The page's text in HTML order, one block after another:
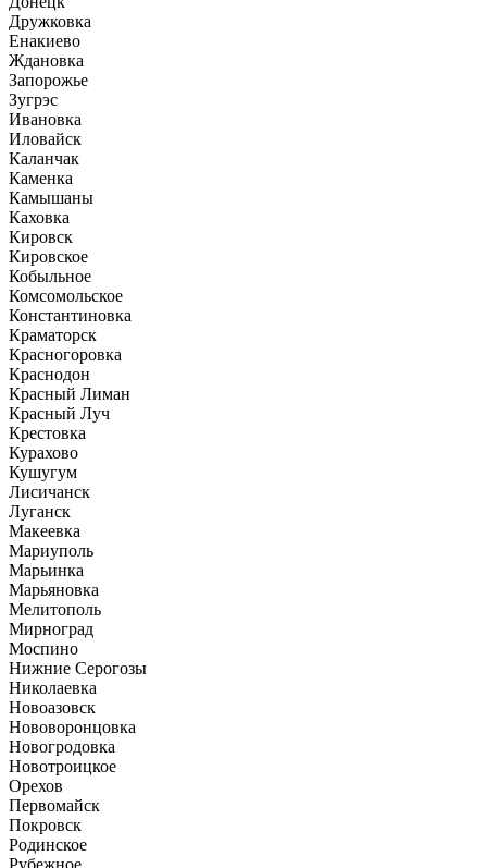
Дружковка
Енакиево
Ждановка
Запорожье
Зугрэс
Ивановка
Иловайск
Каланчак
Каменка
Камышаны
Каховка
Кировск
Кировское
Кобыльное
Комсомольское
Константиновка
Краматорск
Красногоровка
Краснодон
Красный Лиман
Красный Луч
Крестовка
Курахово
Кушугум
Лисичанск
Луганск
Макеевка
Мариуполь
Марьинка
Марьяновка
Мелитополь
Мирноград
Моспино
Нижние Серогозы
Николаевка
Новоазовск
Нововоронцовка
Новогродовка
Новотроицкое
Орехов
Первомайск
Покровск
Родинское
Рубежное